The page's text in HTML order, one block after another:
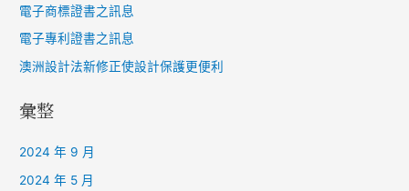
電子商標證書之訊息
電子專利證書之訊息
澳洲設計法新修正使設計保護更便利
彙整
2024 年 9 月
2024 年 5 月